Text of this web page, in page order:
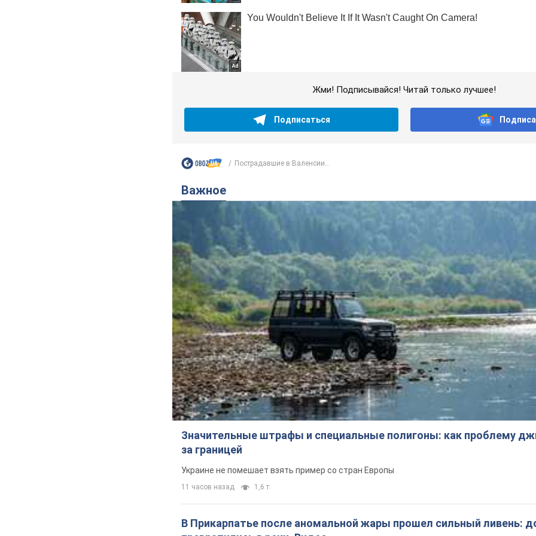
Жми! Подписывайся! Читай только лучшее!
Подписаться
Пострадавшие в Валенсии...
Важное
Значительные штрафы и специальные полигоны: как проблему
за границей
Украине не помешает взять пример со стран Европы
11 часов назад 1,6 т.
В Прикарпатье после аномальной жары прошел сильный ливень: